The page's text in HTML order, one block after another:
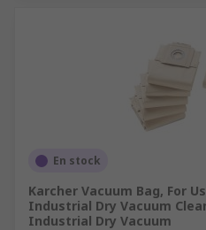
En stock
Karcher Vacuum Bag, For
Industrial Dry Vacuum
Industrial Dry Vacuum